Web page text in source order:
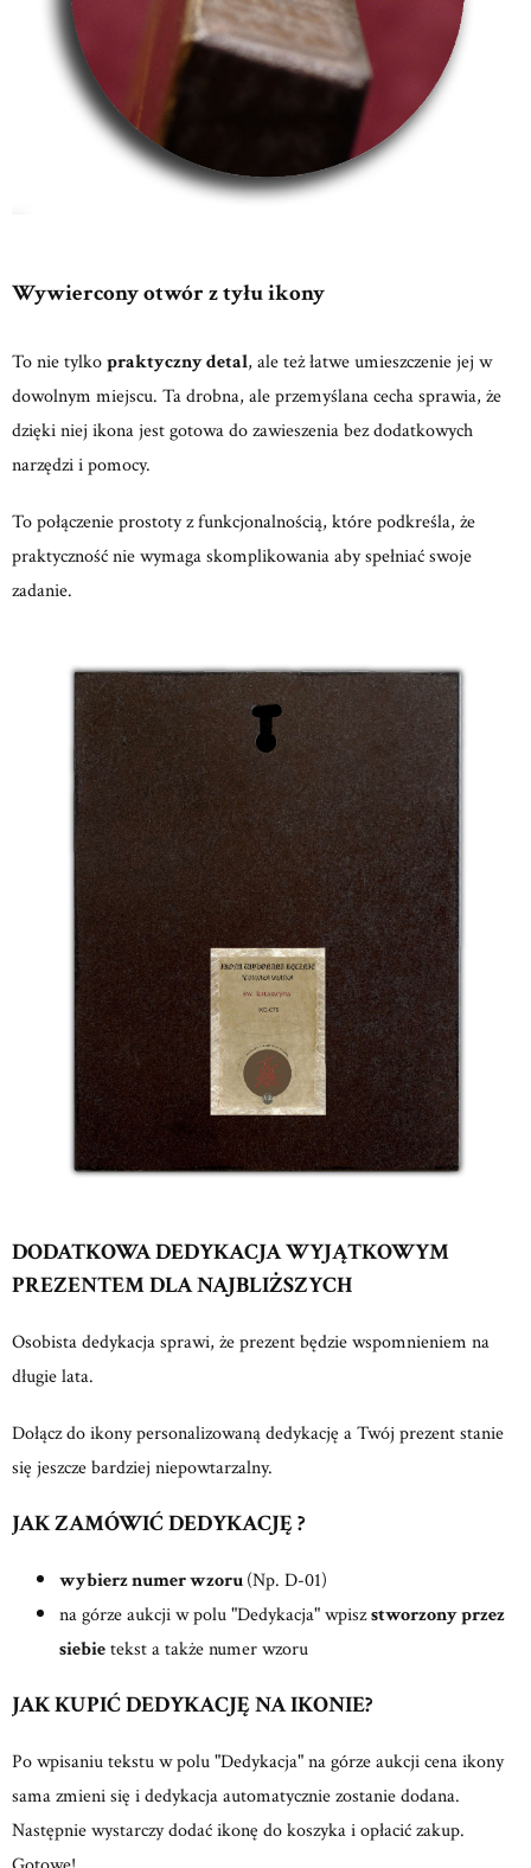
Wywiercony otwór z tyłu ikony
To nie tylkopraktyczny detal, ale też łatwe umieszczenie jej w
dowolnym miejscu. Ta drobna, ale przemyślana cecha sprawia, że
dzięki niej ikona jest gotowa do zawieszenia bez dodatkowych
narzędzi i pomocy.
To połączenie prostoty z funkcjonalnością, które podkreśla, że
praktyczność nie wymaga skomplikowania aby spełniać swoje
zadanie.
DODATKOWA DEDYKACJA WYJĄTKOWYM
PREZENTEM DLA NAJBLIŻSZYCH
Osobista dedykacja sprawi, że prezent będzie wspomnieniem na
długie lata.
Dołącz do ikony personalizowaną dedykację a Twój prezent stanie
się jeszcze bardziej niepowtarzalny.
JAK ZAMÓWIĆ DEDYKACJĘ ?
wybierz numer wzoru(Np. D-01)
na górze aukcji w polu "Dedykacja" wpiszstworzony przez
siebietekst a także numer wzoru
JAK KUPIĆ DEDYKACJĘ NA IKONIE?
Po wpisaniu tekstu w polu "Dedykacja" na górze aukcji cena ikony
sama zmieni się i dedykacja automatycznie zostanie dodana.
Następnie wystarczy dodać ikonę do koszyka i opłacić zakup.